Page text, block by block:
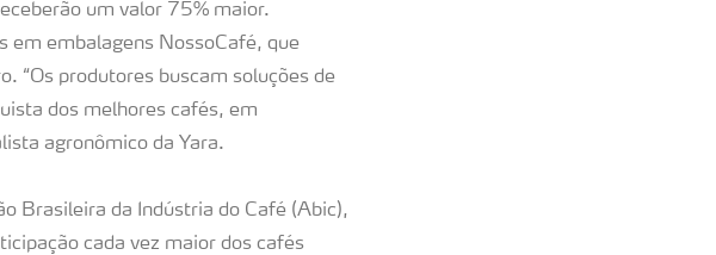
um valor 75% maior.
em embalagens NossoCafé, que
“Os produtores buscam soluções de
dos melhores cafés, em
agronômico da Yara.
Brasileira da Indústria do Café (Abic),
cada vez maior dos cafés